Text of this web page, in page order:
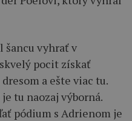
šancu vyhrať v
pocit získať
a ešte viac tu.
tu naozaj výborná.
pódium s Adrienom je